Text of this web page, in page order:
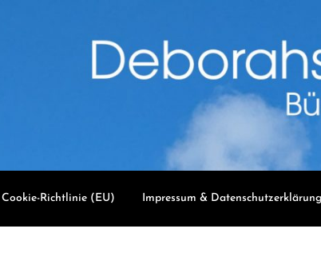
Cookie-Richtlinie (EU) Impressum & Datenschutzerklärung